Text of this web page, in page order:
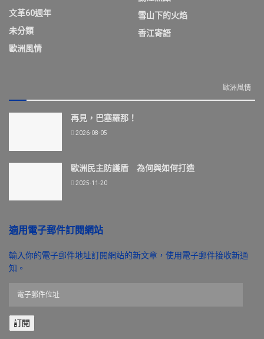
文革60週年
未分類
歐洲風情
雪山下的火焰
香江寄語
歐洲風情
再見，巴塞羅那！
2026-08-05
歐洲民主防護盾 為何與如何打造
2025-11-20
適用電子郵件訂閱網站
輸入你的電子郵件地址訂閱網站的新文章，使用電子郵件接收新通
知。
郵
件訂閱